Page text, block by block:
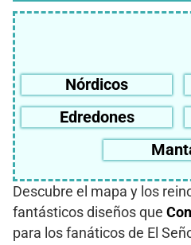
Nórdicos
Edredones
Descubre el mapa y los
fantásticos diseños que
para los fanáticos de El